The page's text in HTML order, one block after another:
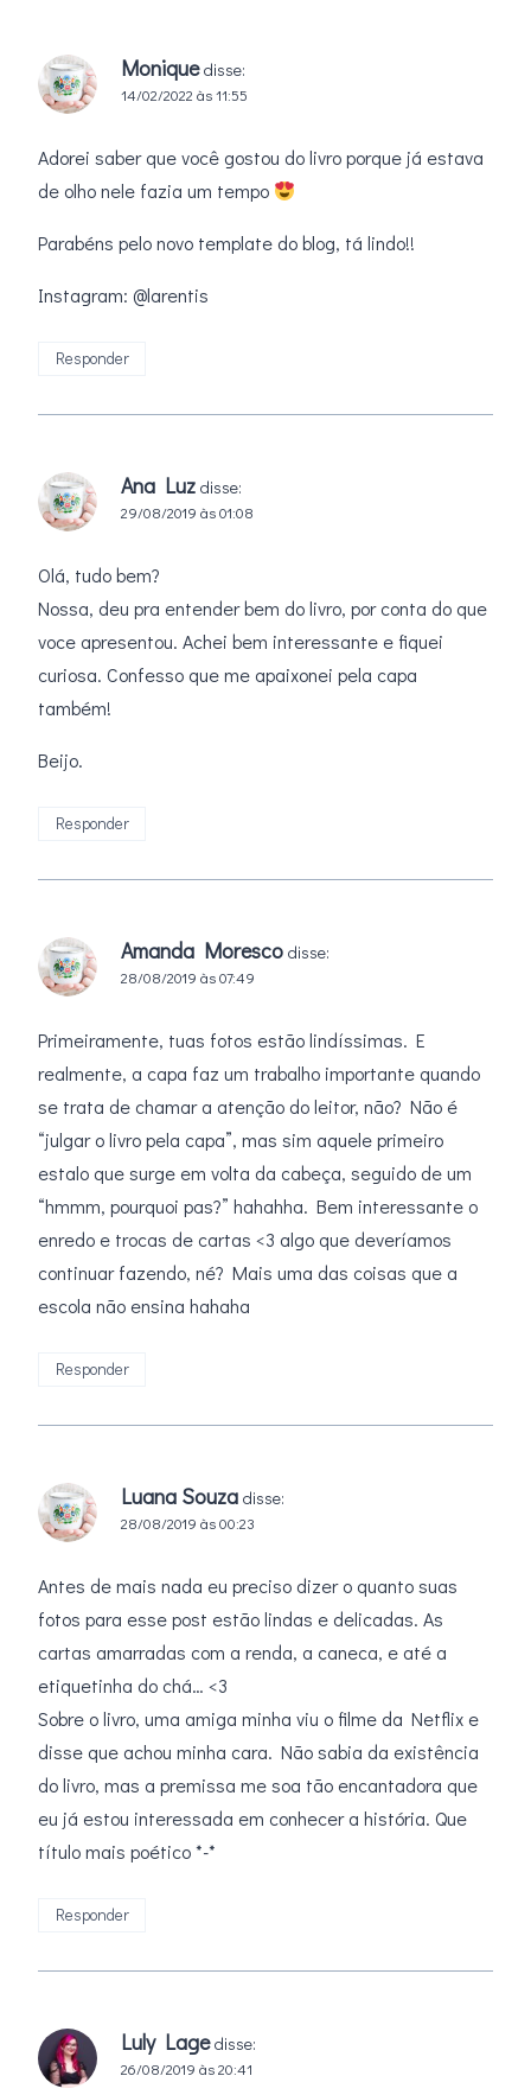
Monique disse:
14/02/2022 às 11:55
Adorei saber que você gostou do livro porque já estava
de olho nele fazia um tempo
Parabéns pelo novo template do blog, tá lindo!!
Instagram: @larentis
Responder
Ana Luz disse:
29/08/2019 às 01:08
Olá, tudo bem?
Nossa, deu pra entender bem do livro, por conta do que
voce apresentou. Achei bem interessante e fiquei
curiosa. Confesso que me apaixonei pela capa
também!
Beijo.
Responder
Amanda Moresco disse:
28/08/2019 às 07:49
Primeiramente, tuas fotos estão lindíssimas. E
realmente, a capa faz um trabalho importante quando
se trata de chamar a atenção do leitor, não? Não é
“julgar o livro pela capa”, mas sim aquele primeiro
estalo que surge em volta da cabeça, seguido de um
“hmmm, pourquoi pas?” hahahha. Bem interessante o
enredo e trocas de cartas <3 algo que deveríamos
continuar fazendo, né? Mais uma das coisas que a
escola não ensina hahaha
Responder
Luana Souza disse:
28/08/2019 às 00:23
Antes de mais nada eu preciso dizer o quanto suas
fotos para esse post estão lindas e delicadas. As
cartas amarradas com a renda, a caneca, e até a
etiquetinha do chá… <3
Sobre o livro, uma amiga minha viu o filme da Netflix e
disse que achou minha cara. Não sabia da existência
do livro, mas a premissa me soa tão encantadora que
eu já estou interessada em conhecer a história. Que
título mais poético *-*
Responder
Luly Lage disse:
26/08/2019 às 20:41